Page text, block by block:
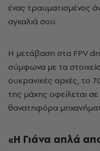
ένας τραυματισμένος
αγκαλιά σου.
Η μετάβαση στα FPV
σύμφωνα με τα
ουκρανικές αρχές, το
της μάχης οφείλεται
θανατηφόρα
«Η Γιάνα απλά